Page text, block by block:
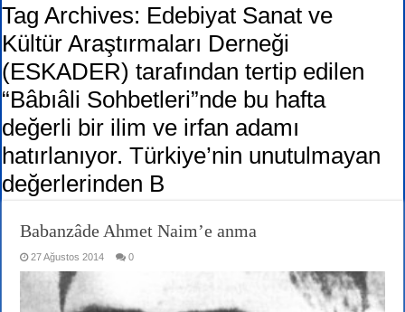
Tag Archives: Edebiyat Sanat ve
Kültür Araştırmaları Derneği
(ESKADER) tarafından tertip edilen
“Bâbıâli Sohbetleri”nde bu hafta
değerli bir ilim ve irfan adamı
hatırlanıyor. Türkiye’nin unutulmayan
değerlerinden B
Babanzâde Ahmet Naim’e anma
27 Ağustos 2014 0